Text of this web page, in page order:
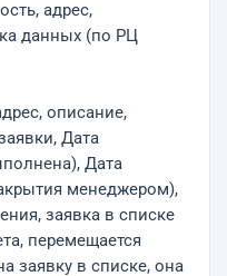
адрес,
данных (по РЦ
описание,
Дата
Дата
менеджером),
заявка в списке
перемещается
заявку в списке, она